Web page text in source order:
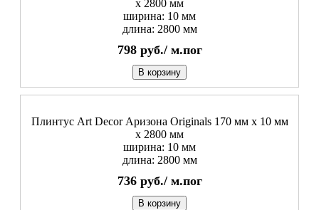
х 2800 мм
ширина: 10 мм
длина: 2800 мм
798 руб./ м.пог
В корзину
Плинтус Art Decor Аризона Originals 170 мм х 10 мм
х 2800 мм
ширина: 10 мм
длина: 2800 мм
736 руб./ м.пог
В корзину